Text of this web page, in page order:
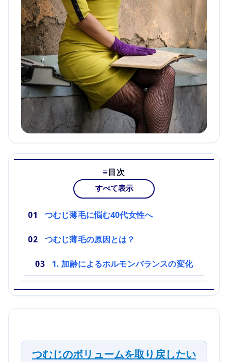
目次
すべて表示
つむじ薄毛に悩む40代女性へ
つむじ薄毛の原因とは？
1. 加齢によるホルモンバランスの変化
つむじのボリュームを取り戻したい